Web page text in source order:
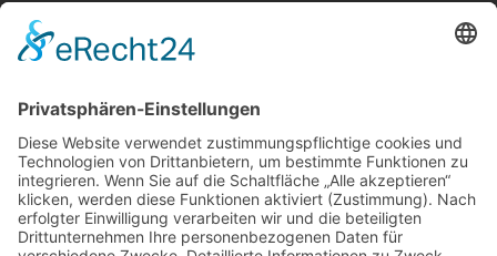
E-Mailinfo@martinushaus.de
Mo?Fr8.30 ? 12.00 Uhr
Mo?Do13.00 ? 16.00 Uhr